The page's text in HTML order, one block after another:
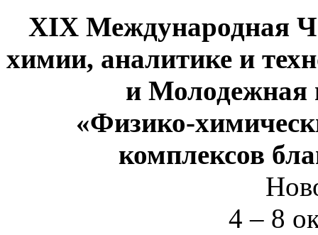
XIX Международная
химии, аналитике и
и Молодежная
«Физико-
комплексов
4 – 8